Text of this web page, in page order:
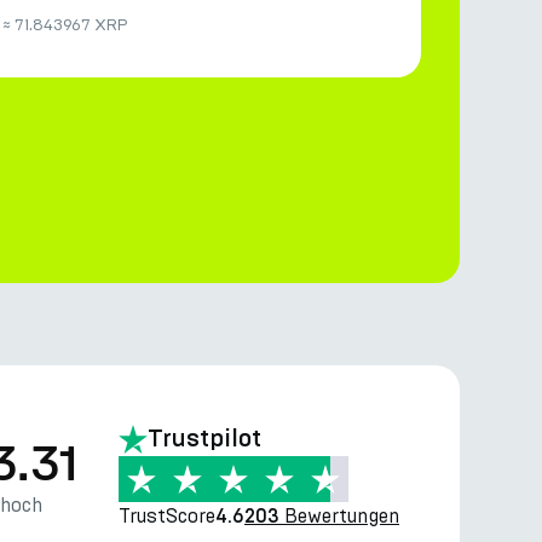
≈ 71.843967 XRP
Trustpilot
TrustScore4.6203 Bewertungen